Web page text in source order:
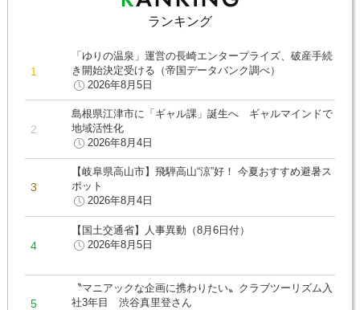
ランキング
「ゆりの温泉」運営の長崎エンタープライズ、破産手続
き開始決定受ける（帝国データバンク調べ）
2026年8月5日
島根県江津市に「ギャル課」誕生へ ギャルマインドで
地域活性化
2026年8月4日
【岐阜県高山市】飛騨高山“涼”好！ 今夏おすすめ避暑ス
ポット
2026年8月4日
【国土交通省】人事異動（8月6日付）
2026年8月5日
〝マニアックな企画に携わりたい〟クラブツーリズム入
社3年目 渋谷真里登さん